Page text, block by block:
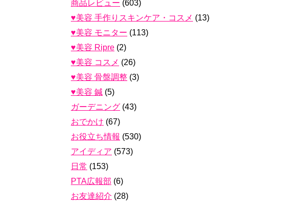
商品レビュー (603)
♥美容 手作りスキンケア・コスメ (13)
♥美容 モニター (113)
♥美容 Ripre (2)
♥美容 コスメ (26)
♥美容 骨盤調整 (3)
♥美容 鍼 (5)
ガーデニング (43)
おでかけ (67)
お役立ち情報 (530)
アイディア (573)
日常 (153)
PTA広報部 (6)
お友達紹介 (28)